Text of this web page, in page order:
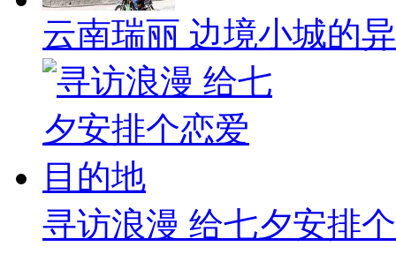
云南瑞丽 边境小城的
寻访浪漫 给七夕安排